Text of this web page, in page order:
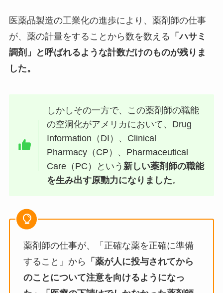
医薬品製造の工業化の進歩により、薬剤師の仕事
が、薬の計量をすることから数を数える 「ハサミ
調剤」と呼ばれるような計数だけのものが残りま
した。
しかしその一方で、この薬剤師の職能
の空洞化がアメリカにおいて、Drug
Information（DI）、Clinical
Pharmacy（CP）、Pharmaceutical
Care（PC）という新しい薬剤師の職能
を生み出す原動力になりました。
薬剤師の仕事が、「正確な薬を正確に準備
すること」から
「薬が人に投与されてから
のことについて注意を向けるようになっ